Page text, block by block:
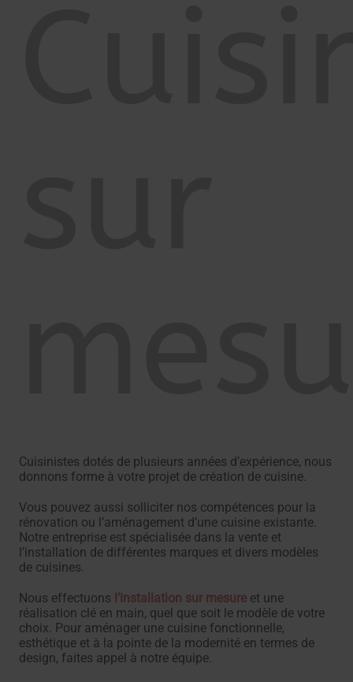
Cuisinistes dotés de plusieurs années d’expérience, nous
donnons forme à votre projet de création de cuisine.
Vous pouvez aussi solliciter nos compétences pour la
rénovation ou l’aménagement d’une cuisine existante.
Notre entreprise est spécialisée dans la vente et
l’installation de différentes marques et divers modèles
de cuisines.
Nous effectuons l’installation sur mesure et une
réalisation clé en main, quel que soit le modèle de votre
choix. Pour aménager une cuisine fonctionnelle,
esthétique et à la pointe de la modernité en termes de
design, faites appel à notre équipe.